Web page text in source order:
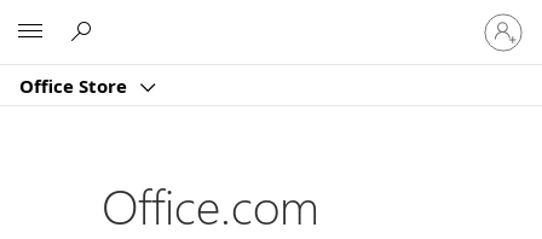
Office Store
Sign
in
to
account
Office.com